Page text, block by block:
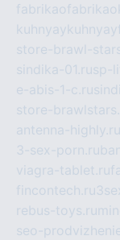
store-brawl-
sindika-01.rusp-
e-abis-1-c.ru
store-
antenna-highly.ru
3-sex-porn.ru
viagra-tablet.ru
fincontech.ru
rebus-toys.ru
seo-